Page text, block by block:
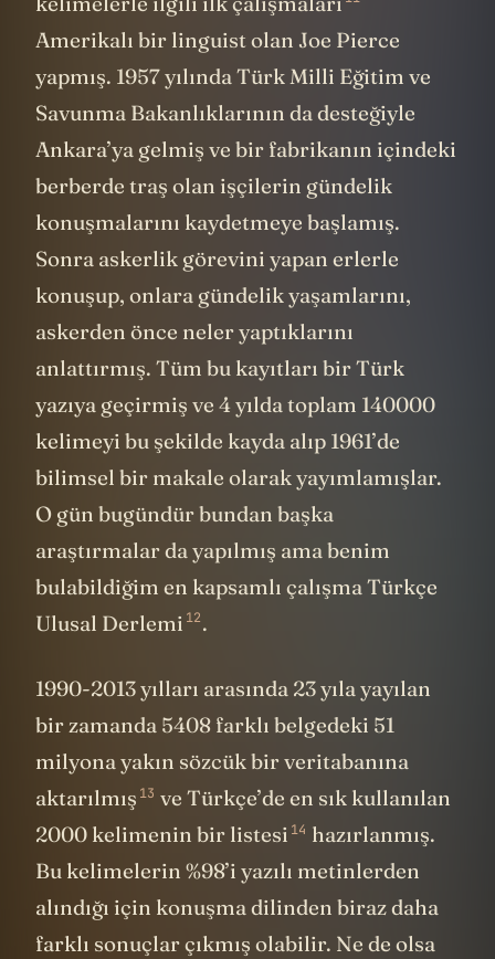
Amerikalı bir linguist olan Joe Pierce
yapmış. 1957 yılında Türk Milli Eğitim ve
Savunma Bakanlıklarının da desteğiyle
Ankara’ya gelmiş ve bir fabrikanın içindeki
berberde traş olan işçilerin gündelik
konuşmalarını kaydetmeye başlamış.
Sonra askerlik görevini yapan erlerle
konuşup, onlara gündelik yaşamlarını,
askerden önce neler yaptıklarını
anlattırmış. Tüm bu kayıtları bir Türk
yazıya geçirmiş ve 4 yılda toplam 140000
kelimeyi bu şekilde kayda alıp 1961’de
bilimsel bir makale olarak yayımlamışlar.
O gün bugündür bundan başka
araştırmalar da yapılmış ama benim
bulabildiğim en kapsamlı çalışma Türkçe
Ulusal Derlemi 12.
1990-2013 yılları arasında 23 yıla yayılan
bir zamanda 5408 farklı belgedeki 51
milyona yakın sözcük bir veritabanına
aktarılmış 13 ve Türkçe’de en sık kullanılan
2000 kelimenin bir listesi 14 hazırlanmış.
Bu kelimelerin %98’i yazılı metinlerden
alındığı için konuşma dilinden biraz daha
farklı sonuçlar çıkmış olabilir. Ne de olsa